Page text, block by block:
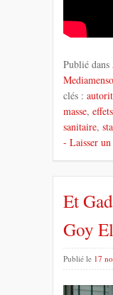
Publié dans
clés :
masse,
sanitaire,
- Laisser
Et
Goy
Publié le 17